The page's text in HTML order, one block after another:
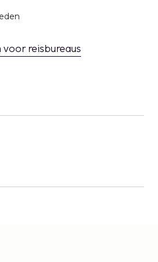
voor reisbureaus